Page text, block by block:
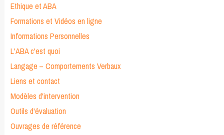
Ethique et ABA
Formations et Vidéos en ligne
Informations Personnelles
L'ABA c'est quoi
Langage – Comportements Verbaux
Liens et contact
Modèles d'intervention
Outils d'évaluation
Ouvrages de référence